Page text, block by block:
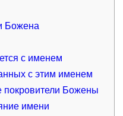
Божена
с именем
с этим именем
Божены
имени